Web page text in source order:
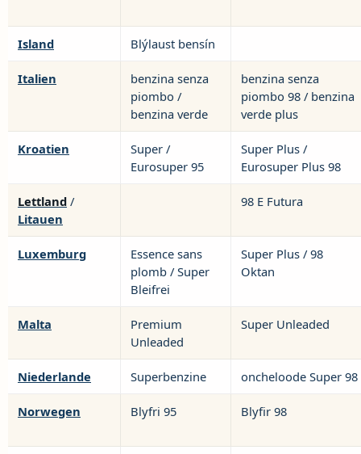
Island Blýlaust bensín
Italien
benzina senza
piombo /
benzina verde
benzina senza
piombo 98 / benzina
verde plus
Kroatien
Super /
Eurosuper 95
Super Plus /
Eurosuper Plus 98
Lettland /
Litauen
98 E Futura
Luxemburg
Essence sans
plomb / Super
Bleifrei
Super Plus / 98
Oktan
Malta
Premium
Unleaded
Super Unleaded
Niederlande Superbenzine oncheloode Super 98
Norwegen Blyfri 95 Blyfir 98